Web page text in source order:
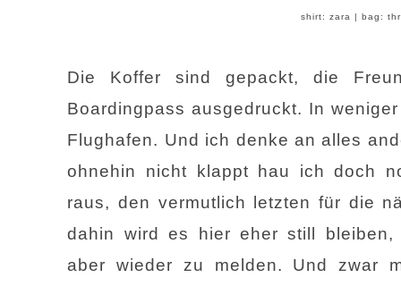
shirt: zara | bag:
Die Koffer sind gepackt, die
Boardingpass ausgedruckt. In
Flughafen. Und ich denke an alles
ohnehin nicht klappt hau ich doch
raus, den vermutlich letzten für die
dahin wird es hier eher still
aber wieder zu melden. Und zwar